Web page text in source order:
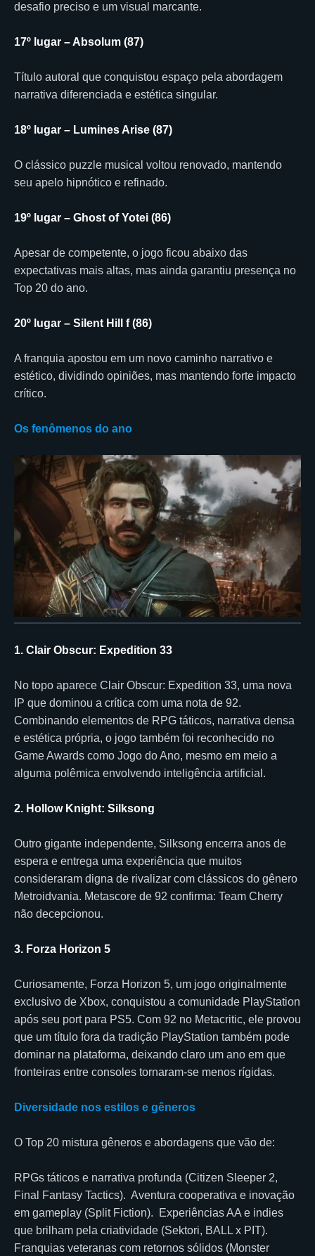
desafio preciso e um visual marcante.
17º lugar – Absolum (87)
Título autoral que conquistou espaço pela abordagem
narrativa diferenciada e estética singular.
18º lugar – Lumines Arise (87)
O clássico puzzle musical voltou renovado, mantendo
seu apelo hipnótico e refinado.
19º lugar – Ghost of Yotei (86)
Apesar de competente, o jogo ficou abaixo das
expectativas mais altas, mas ainda garantiu presença no
Top 20 do ano.
20º lugar – Silent Hill f (86)
A franquia apostou em um novo caminho narrativo e
estético, dividindo opiniões, mas mantendo forte impacto
crítico.
Os fenômenos do ano
1. Clair Obscur: Expedition 33
No topo aparece Clair Obscur: Expedition 33, uma nova
IP que dominou a crítica com uma nota de 92.
Combinando elementos de RPG táticos, narrativa densa
e estética própria, o jogo também foi reconhecido no
Game Awards como Jogo do Ano, mesmo em meio a
alguma polêmica envolvendo inteligência artificial.
2. Hollow Knight: Silksong
Outro gigante independente, Silksong encerra anos de
espera e entrega uma experiência que muitos
consideraram digna de rivalizar com clássicos do gênero
Metroidvania. Metascore de 92 confirma: Team Cherry
não decepcionou.
3. Forza Horizon 5
Curiosamente, Forza Horizon 5, um jogo originalmente
exclusivo de Xbox, conquistou a comunidade PlayStation
após seu port para PS5. Com 92 no Metacritic, ele provou
que um título fora da tradição PlayStation também pode
dominar na plataforma, deixando claro um ano em que
fronteiras entre consoles tornaram-se menos rígidas.
Diversidade nos estilos e gêneros
O Top 20 mistura gêneros e abordagens que vão de:
RPGs táticos e narrativa profunda (Citizen Sleeper 2,
Final Fantasy Tactics). Aventura cooperativa e inovação
em gameplay (Split Fiction). Experiências AA e indies
que brilham pela criatividade (Sektori, BALL x PIT).
Franquias veteranas com retornos sólidos (Monster